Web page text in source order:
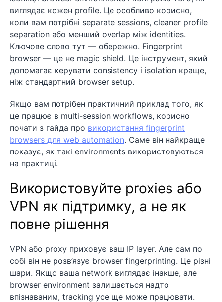
виглядає кожен profile. Це особливо корисно,
коли вам потрібні separate sessions, cleaner profile
separation або менший overlap між identities.
Ключове слово тут — обережно. Fingerprint
browser — це не magic shield. Це інструмент, який
допомагає керувати consistency і isolation краще,
ніж стандартний browser setup.
Якщо вам потрібен практичний приклад того, як
це працює в multi-session workflows, корисно
почати з гайда про використання fingerprint
browsers для web automation. Саме він найкраще
показує, як такі environments використовуються
на практиці.
Використовуйте proxies або
VPN як підтримку, а не як
повне рішення
VPN або proxy приховує ваш IP layer. Але сам по
собі він не розв’язує browser fingerprinting. Це різні
шари. Якщо ваша network виглядає інакше, але
browser environment залишається надто
впізнаваним, tracking усе ще може працювати.